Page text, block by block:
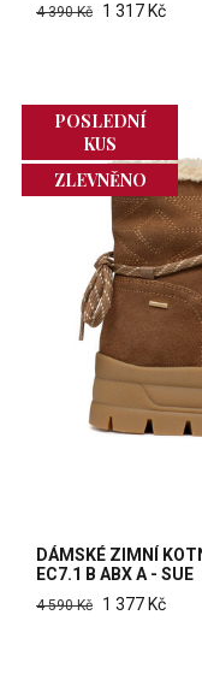
4 390 Kč 1 317 Kč
POSLEDNÍ
KUS
ZLEVNĚNO
DÁMSKÉ ZIMNÍ
EC7.1 B ABX A - SUE
4 590 Kč 1 377 Kč